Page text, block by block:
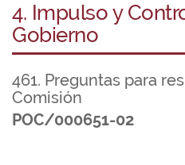
4. Impulso y
Gobierno
461. Preguntas para
Comisión
POC/000651-02